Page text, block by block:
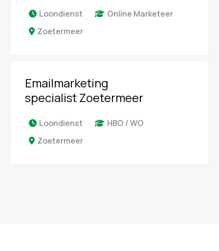
Loondienst
Online Marketeer
Zoetermeer
Emailmarketing
specialist Zoetermeer
Loondienst
HBO / WO
Zoetermeer